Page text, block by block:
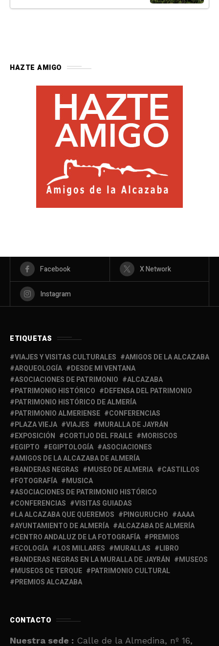
HAZTE AMIGO
Facebook X Network
Instagram
ETIQUETAS
VIAJES Y VISITAS CULTURALES
AMIGOS DE LA ALCAZABA
ARQUEOLOGÍA
DESDE MI VENTANA
ASOCIACIONES DE PATRIMONIO
ALCAZABA
PATRIMONIO HISTÓRICO
DEFENSA DEL PATRIMONIO
PATRIMONIO HISTÓRICO DE ALMERÍA
PATRIMONIO ALMERIENSE
CONFERENCIAS
PLAZA VIEJA
VIAJES
MURALLA DE JAYRÁN
EXPOSICIÓN
CORTIJO DEL FRAILE
MORISCOS
EGIPTO
EGIPTOLOGÍA
ASOCIACIONES
AMIGOS DE LA ALCAZABA DE ALMERÍA
BANDERAS NEGRAS
MUSEO DE ALMERIA
CASTILLOS
FOTOGRAFÍA
MUSICA
ASOCIACIONES DE PATRIMONIO HISTÓRICO
CONFERENCIAS
VISITAS GUIADAS
LA ALCAZABA QUE QUEREMOS
PINGURUCHO
AAAA
AYUNTAMIENTO DE ALMERÍA
ALCAZABA DE ALMERÍA
CENTRO ANDALUZ DE LA FOTOGRAFÍA
PREMIOS
ECOLOGÍA
LOS MILLARES MURALLAS
LIBRO
BANDERAS NEGRAS EN LA MURALLA DE JAYRÁN
MUSEOS
MUSEOS DE TERQUE
PATRIMONIO CULTURAL
PREMIOS ALCAZABA
CONTACTO
Nuestra sede : Calle de la Almedina, nº 16,